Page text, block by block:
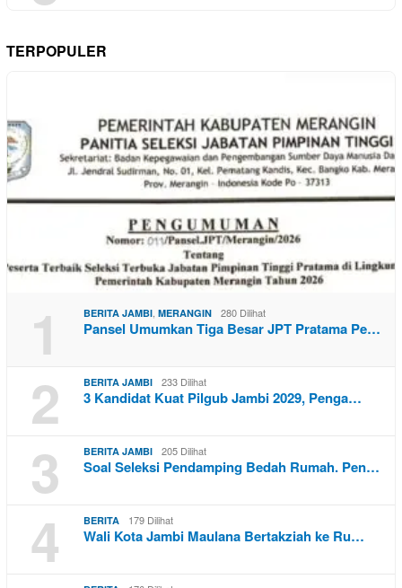
TERPOPULER
1 BERITA JAMBI, MERANGIN 280 Dilihat
Pansel Umumkan Tiga Besar JPT Pratama Pe…
2 BERITA JAMBI 233 Dilihat
3 Kandidat Kuat Pilgub Jambi 2029, Penga…
3 BERITA JAMBI 205 Dilihat
Soal Seleksi Pendamping Bedah Rumah. Pen…
4 BERITA 179 Dilihat
Wali Kota Jambi Maulana Bertakziah ke Ru…